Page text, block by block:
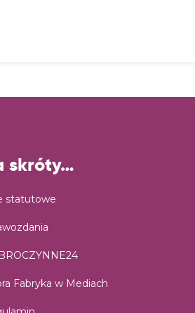
skróty…
statutowe
Fabryka w Mediach